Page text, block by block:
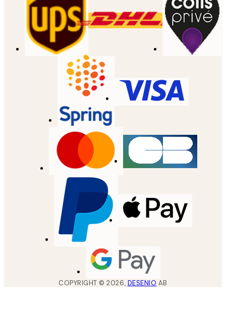
COPYRIGHT ©2026, DESENIO AB